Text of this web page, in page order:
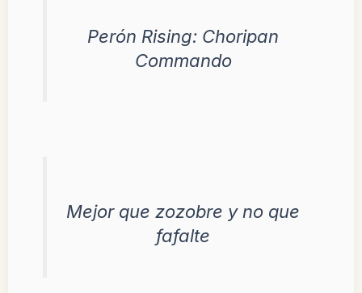
Perón Rising: Choripan
Commando
Mejor que zozobre y no que
fafalte